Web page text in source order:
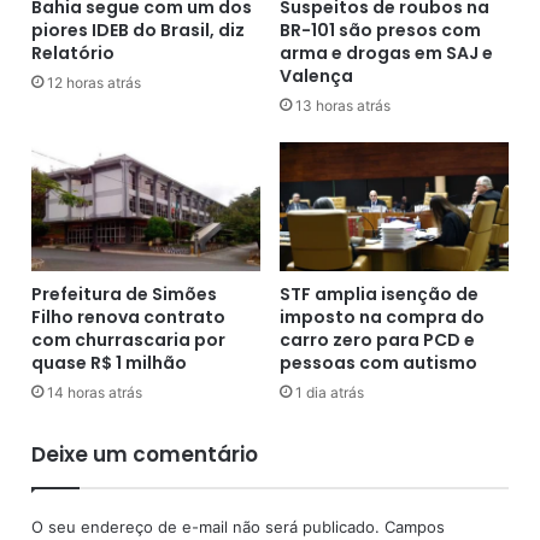
e
d
e
n
c
i
o
n
r
a
d
e
r
a
a
m
e
a
l
i
a
a
e
m
R
$
1
m
i
Bahia segue com um dos
piores IDEB do Brasil, diz
Relatório
12 horas atrás
Suspeitos de roubos na
BR-101 são presos com
arma e drogas em SAJ e
Valença
13 horas atrás
Prefeitura de Simões
Filho renova contrato
com churrascaria por
quase R$ 1 milhão
14 horas atrás
STF amplia isenção de
imposto na compra do
carro zero para PCD e
pessoas com autismo
1 dia atrás
Deixe um comentário
O seu endereço de e-mail não será publicado. Campos